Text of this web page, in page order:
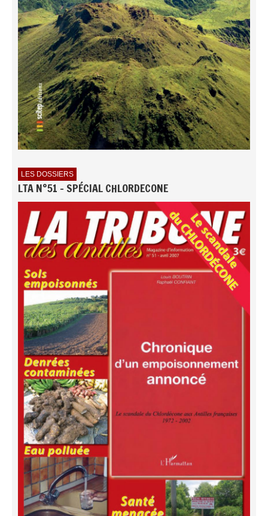
LES DOSSIERS
LTA N°51 - SPÉCIAL CHLORDECONE